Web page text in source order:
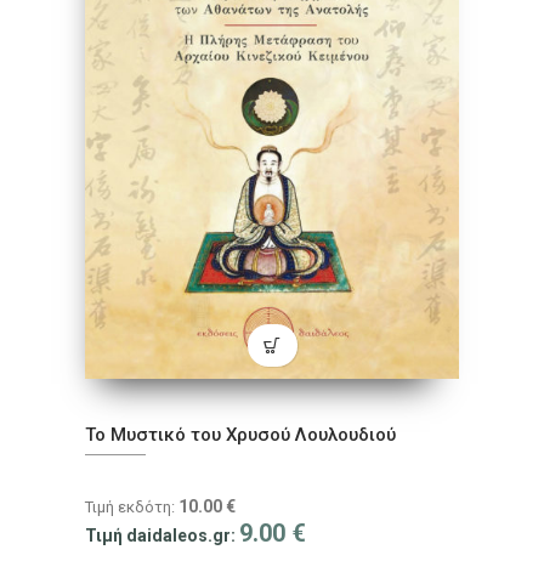
Το Μυστικό του Χρυσού Λουλουδιού
Τιμή εκδότη: 10.00 €
Τιμή daidaleos.gr: 9.00 €